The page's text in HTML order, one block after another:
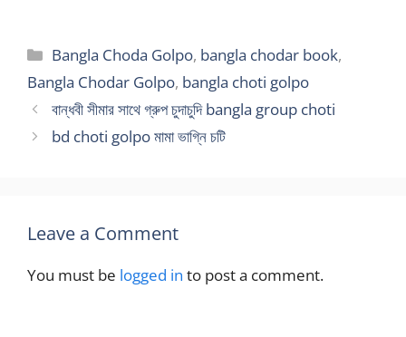
Categories
Bangla Choda Golpo, bangla chodar book,
Bangla Chodar Golpo, bangla choti golpo
বান্ধবী সীমার সাথে গ্রুপ চুদাচুদি bangla group choti
bd choti golpo মামা ভাগ্নি চটি
Leave a Comment
You must be logged in to post a comment.